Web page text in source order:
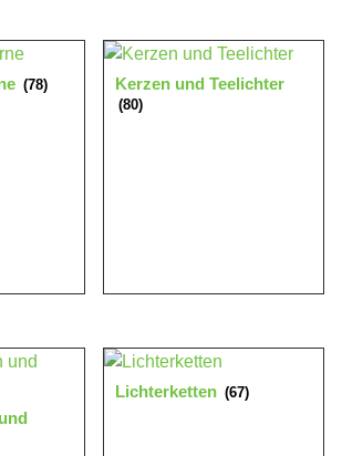
(78) Kerzen und Teelichter
(80)
Lichterketten (67)